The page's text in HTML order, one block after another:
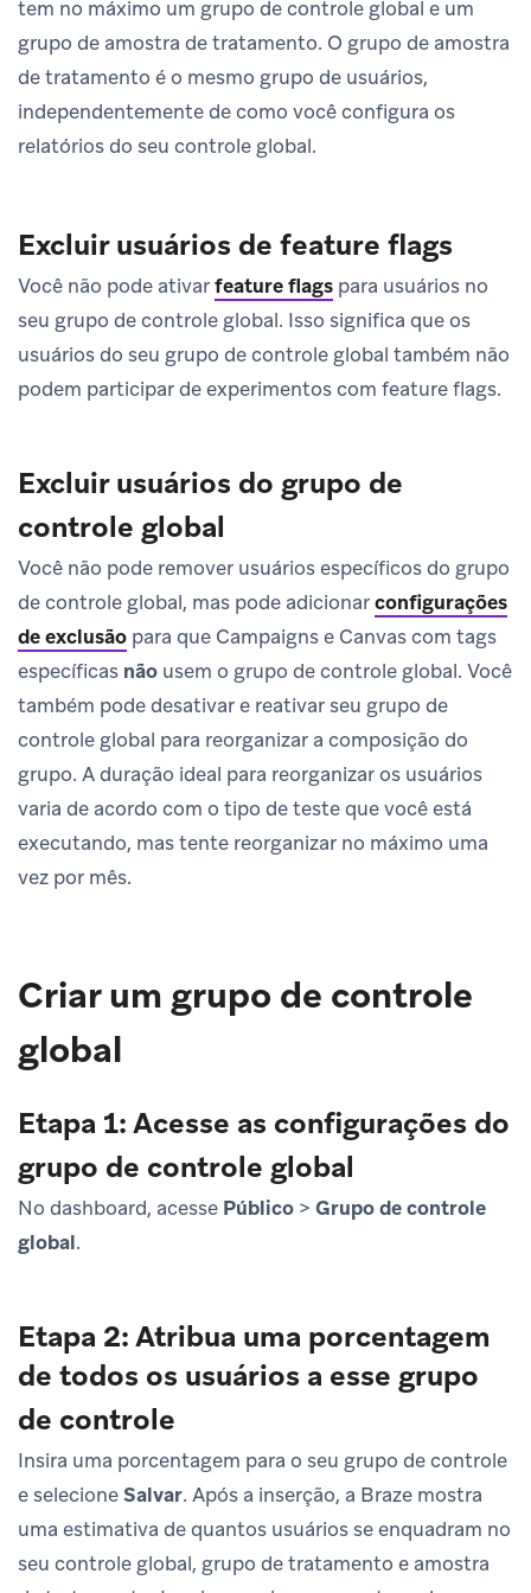
tem no máximo um grupo de controle global e um
grupo de amostra de tratamento. O grupo de amostra
de tratamento é o mesmo grupo de usuários,
independentemente de como você configura os
relatórios do seu controle global.
Excluir usuários de feature flags
Você não pode ativarfeature flags para usuários no
seu grupo de controle global. Isso significa que os
usuários do seu grupo de controle global também não
podem participar de experimentos com feature flags.
Excluir usuários do grupo de
controle global
Você não pode remover usuários específicos do grupo
de controle global, mas pode adicionarconfigurações
de exclusão para que Campaigns e Canvas com tags
específicas não usem o grupo de controle global. Você
também pode desativar e reativar seu grupo de
controle global para reorganizar a composição do
grupo. A duração ideal para reorganizar os usuários
varia de acordo com o tipo de teste que você está
executando, mas tente reorganizar no máximo uma
vez por mês.
Criar um grupo de controle
global
Etapa 1: Acesse as configurações do
grupo de controle global
No dashboard, acesse Público > Grupo de controle
global.
Etapa 2: Atribua uma porcentagem
de todos os usuários a esse grupo
de controle
Insira uma porcentagem para o seu grupo de controle
e selecioneSalvar. Após a inserção, a Braze mostra
uma estimativa de quantos usuários se enquadram no
seu controle global, grupo de tratamento e amostra